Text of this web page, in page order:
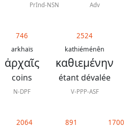
PrInd-NSN Adv
746
arkhaïs
ἀρχαῖς
coins
N-DPF
2524
kathiéménên
καθιεμένην
étant dévalée
V-PPP-ASF
2064 891 1700